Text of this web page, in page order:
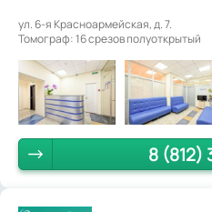
ул. 6-я Красноармейская, д. 7.
Томограф: 16 срезов полуоткрытый
8 (812)